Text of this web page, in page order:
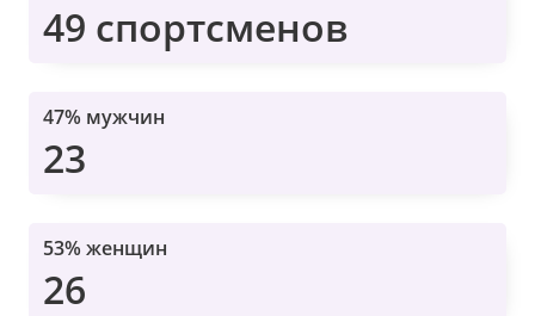
49 спортсменов
47% мужчин
23
53% женщин
26